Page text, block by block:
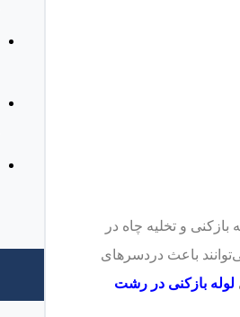
و تخلیه چاه در
باعث دردسرهای
لوله بازکنی در رشت